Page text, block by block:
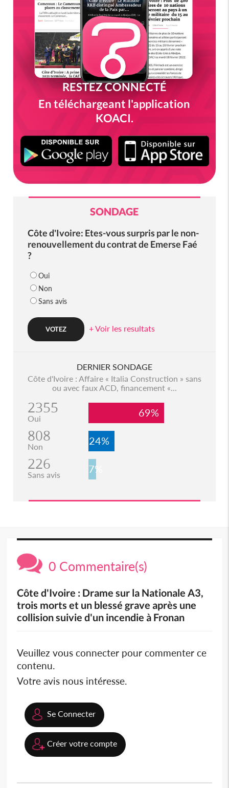
RESTEZ CONNECTÉ
En téléchargeant l'application
KOACI.
SONDAGE
Côte d'Ivoire: Etes-vous surpris par le non-
renouvellement du contrat de Emerse Faé
?
Oui
Non
Sans avis
+ Voir les resultats
DERNIER SONDAGE
Côte d'Ivoire : Affaire « Italia Construction » sans
ou avec faux ACD, financement «...
2355
Oui 69%
808
Non 24%
226
Sans avis 7%
0 Commentaire(s)
Côte d'Ivoire : Drame sur la Nationale A3,
trois morts et un blessé grave après une
collision suivie d'un incendie à Fronan
Veuillez vous connecter pour commenter ce
contenu.
Votre avis nous intéresse.
Se Connecter
Créer votre compte